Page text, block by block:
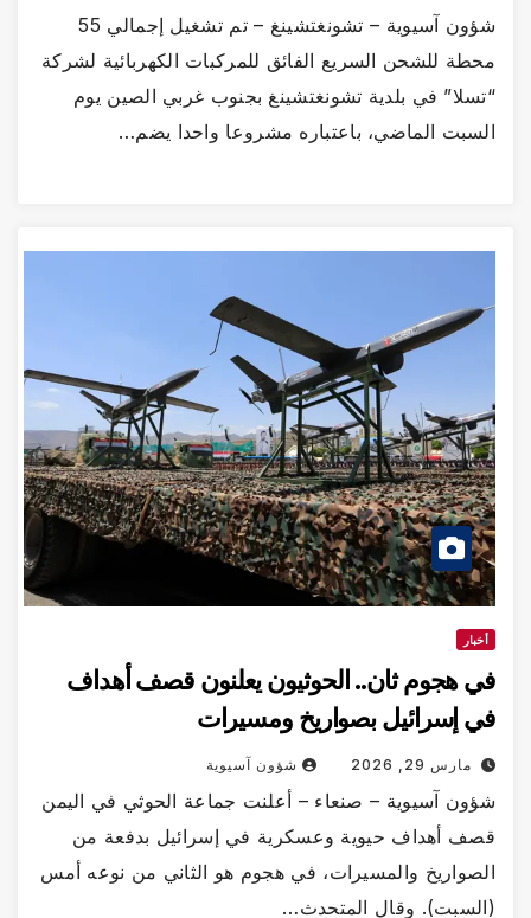
شؤون آسيوية – تشونغتشينغ – تم تشغيل إجمالي 55
محطة للشحن السريع الفائق للمركبات الكهربائية لشركة
“تسلا” في بلدية تشونغتشينغ بجنوب غربي الصين يوم
السبت الماضي، باعتباره مشروعا واحدا يضم…
أخبار
في هجوم ثان.. الحوثيون يعلنون قصف أهداف
في إسرائيل بصواريخ ومسيرات
مارس 29, 2026 شؤون آسيوية
شؤون آسيوية – صنعاء – أعلنت جماعة الحوثي في اليمن
قصف أهداف حيوية وعسكرية في إسرائيل بدفعة من
الصواريخ والمسيرات، في هجوم هو الثاني من نوعه أمس
(السبت). وقال المتحدث…